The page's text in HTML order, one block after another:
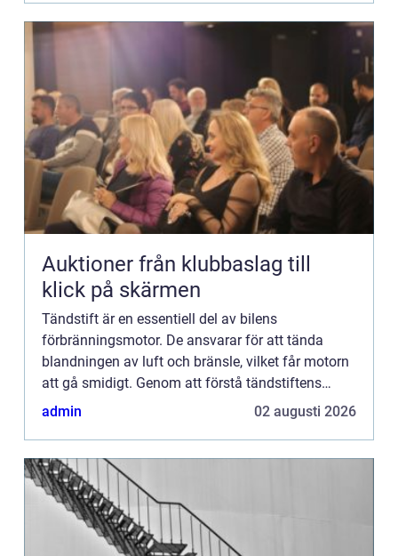
Auktioner från klubbaslag till
klick på skärmen
Tändstift är en essentiell del av bilens
förbränningsmotor. De ansvarar för att tända
blandningen av luft och bränsle, vilket får motorn
att gå smidigt. Genom att förstå tändstiftens
olik...
admin 02 augusti 2026